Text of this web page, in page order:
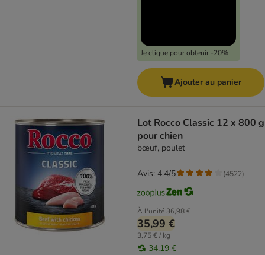
Je clique pour obtenir -20%
Ajouter au panier
Lot Rocco Classic 12 x 800 g
pour chien
bœuf, poulet
À l'unité 36,98 €
35,99 €
3,75 € / kg
34,19 €
Avis: 4.4/5 (4522)